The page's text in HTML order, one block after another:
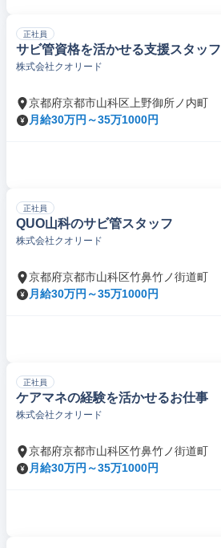
正社員
サビ管資格を活かせる支援スタッフ
株式会社クオリード
京都府京都市山科区上野御所ノ内町
月給30万円～35万1000円
正社員
QUO山科のサビ管スタッフ
株式会社クオリード
京都府京都市山科区竹鼻竹ノ街道町
月給30万円～35万1000円
正社員
ケアマネの経験を活かせるお仕事
株式会社クオリード
京都府京都市山科区竹鼻竹ノ街道町
月給30万円～35万1000円